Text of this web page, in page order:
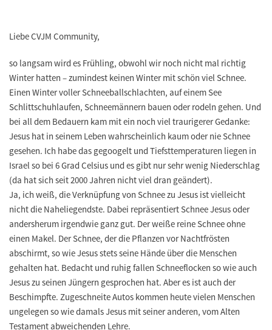
Liebe CVJM Community,
so langsam wird es Frühling, obwohl wir noch nicht mal richtig
Winter hatten – zumindest keinen Winter mit schön viel Schnee.
Einen Winter voller Schneeballschlachten, auf einem See
Schlittschuhlaufen, Schneemännern bauen oder rodeln gehen. Und
bei all dem Bedauern kam mit ein noch viel traurigerer Gedanke:
Jesus hat in seinem Leben wahrscheinlich kaum oder nie Schnee
gesehen. Ich habe das gegoogelt und Tiefsttemperaturen liegen in
Israel so bei 6 Grad Celsius und es gibt nur sehr wenig Niederschlag
(da hat sich seit 2000 Jahren nicht viel dran geändert).
Ja, ich weiß, die Verknüpfung von Schnee zu Jesus ist vielleicht
nicht die Naheliegendste. Dabei repräsentiert Schnee Jesus oder
andersherum irgendwie ganz gut. Der weiße reine Schnee ohne
einen Makel. Der Schnee, der die Pflanzen vor Nachtfrösten
abschirmt, so wie Jesus stets seine Hände über die Menschen
gehalten hat. Bedacht und ruhig fallen Schneeflocken so wie auch
Jesus zu seinen Jüngern gesprochen hat. Aber es ist auch der
Beschimpfte. Zugeschneite Autos kommen heute vielen Menschen
ungelegen so wie damals Jesus mit seiner anderen, vom Alten
Testament abweichenden Lehre.